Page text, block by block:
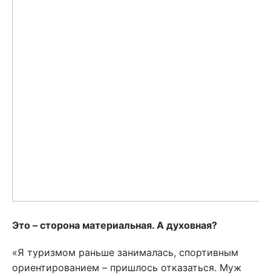
Это – сторона материальная. А духовная?
«Я туризмом раньше занималась, спортивным
ориентированием – пришлось отказаться. Муж